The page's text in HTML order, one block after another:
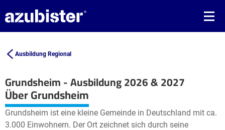
Ausbildung Regional
Grundsheim - Ausbildung 2026 & 2027
+
−
Leaflet| ©OpenStreetMap2
Über Grundsheim
Grundsheim ist eine kleine Gemeinde in Deutschland mit ca.
3.000 Einwohnern. Der Ort zeichnet sich durch seine